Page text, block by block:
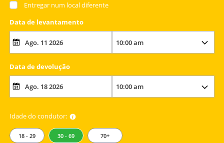
Entregar num local diferente
Data de levantamento
Data de devolução
Idade do condutor:
18 - 29 30 - 69 70+